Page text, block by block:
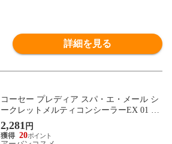
詳細を見る
コーセー プレディア スパ・エ・メール シ
ークレットメルティコンシーラーEX 01 6m
l
2,281 円
20